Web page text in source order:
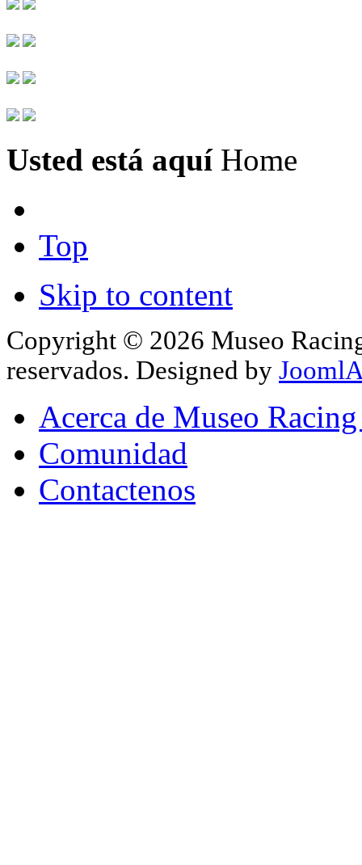
Usted está aquí Home
Top
Skip to content
Copyright © 2026 Museo
reservados. Designed by
Acerca de Museo
Comunidad
Contactenos